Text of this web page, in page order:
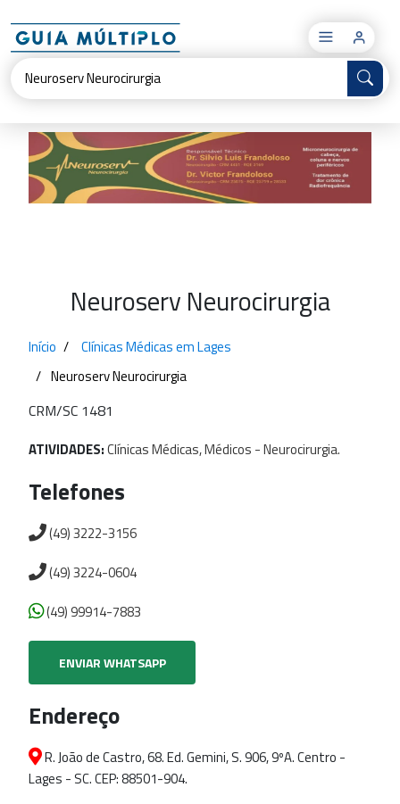
×
Neuroserv Neurocirurgia
Início
Clínicas Médicas em Lages
Neuroserv Neurocirurgia
CRM/SC 1481
ATIVIDADES:ClínicasMédicas,Médicos -Neurocirurgia.
Telefones
(49) 3222-3156
(49) 3224-0604
(49) 99914-7883
ENVIAR WHATSAPP
Endereço
R. João de Castro, 68. Ed. Gemini, S. 906, 9ºA. Centro -
Lages - SC. CEP: 88501-904.